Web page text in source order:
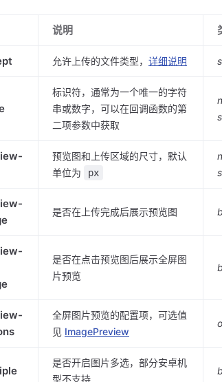
说明
允许上传的文件类型， 详细说明
标识符，通常为一个唯一的字符
串或数字，可以在回调函数的第
二项参数中获取
预览图和上传区域的尺寸，默认
单位为
px
是否在上传完成后展示预览图
是否在点击预览图后展示全屏图
片预览
全屏图片预览的配置项，可选值
见 ImagePreview
是否开启图片多选，部分安卓机
型不支持